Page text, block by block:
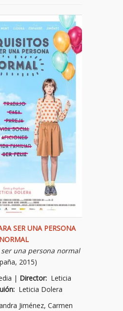
SER UNA PERSONA
NORMAL
una persona normal
2015)
| Director: Leticia
Leticia Dolera
Jiménez, Carmen